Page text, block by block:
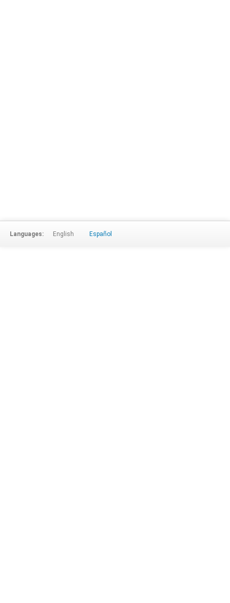
Languages: English Español